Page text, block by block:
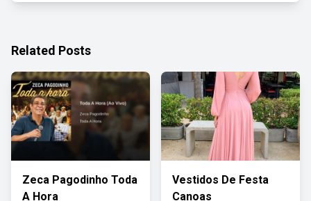
Related Posts
Zeca Pagodinho Toda
A Hora
Vestidos De Festa
Canoas